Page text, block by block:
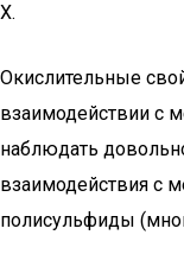
Х.
Окислительные
взаимодействии с
наблюдать
взаимодействия с
полисульфиды